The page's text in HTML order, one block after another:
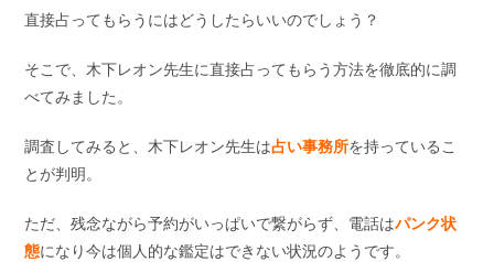
直接占ってもらうにはどうしたらいいのでしょう？
そこで、木下レオン先生に直接占ってもらう方法を徹底的に調
べてみました。
調査してみると、木下レオン先生は占い事務所を持っているこ
とが判明。
ただ、残念ながら予約がいっぱいで繋がらず、電話はパンク状
態になり今は個人的な鑑定はできない状況のようです。